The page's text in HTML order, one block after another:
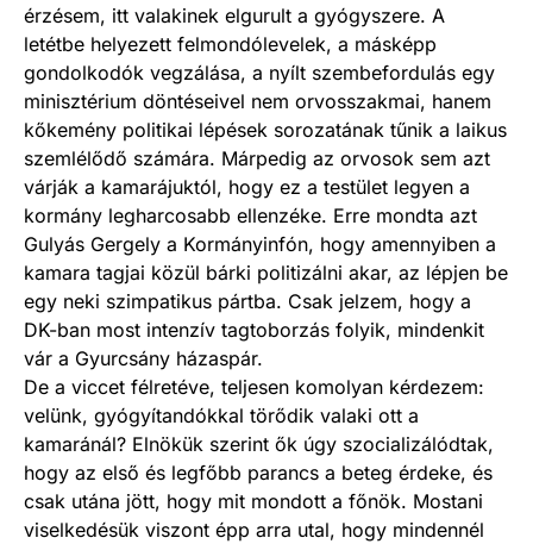
érzésem, itt valakinek elgurult a gyógyszere. A
letétbe helyezett felmondólevelek, a másképp
gondolkodók vegzálása, a nyílt szembefordulás egy
minisztérium döntéseivel nem orvosszakmai, hanem
kőkemény politikai lépések sorozatának tűnik a laikus
szemlélődő számára. Márpedig az orvosok sem azt
várják a kamarájuktól, hogy ez a testület legyen a
kormány legharcosabb ellenzéke. Erre mondta azt
Gulyás Gergely a Kormányinfón, hogy amennyiben a
kamara tagjai közül bárki politizálni akar, az lépjen be
egy neki szimpatikus pártba. Csak jelzem, hogy a
DK-ban most intenzív tagtoborzás folyik, mindenkit
vár a Gyurcsány házaspár.
De a viccet félretéve, teljesen komolyan kérdezem:
velünk, gyógyítandókkal törődik valaki ott a
kamaránál? Elnökük szerint ők úgy szocializálódtak,
hogy az első és legfőbb parancs a beteg érdeke, és
csak utána jött, hogy mit mondott a főnök. Mostani
viselkedésük viszont épp arra utal, hogy mindennél